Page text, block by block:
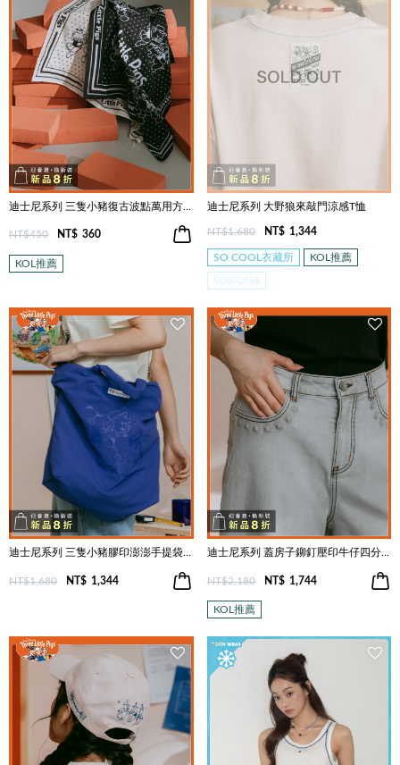
迪士尼系列 三隻小豬復古波點萬用方巾(三色)
NT$450 NT$ 360
KOL推薦
迪士尼系列 大野狼來敲門涼感T恤
NT$1,680 NT$ 1,344
SO COOL衣藏所 KOL推薦
SORONA
迪士尼系列 三隻小豬膠印澎澎手提袋(兩色)
NT$1,680 NT$ 1,344
迪士尼系列 蓋房子鉚釘壓印牛仔四分褲(兩色)
NT$2,180 NT$ 1,744
KOL推薦